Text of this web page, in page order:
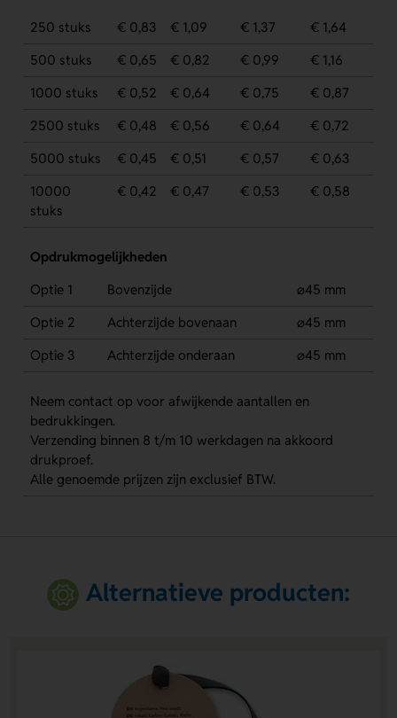
250 stuks
€ 0,83 € 1,09 € 1,37
€ 1,64
500 stuks
€ 0,65 € 0,82 € 0,99
€ 1,16
1000 stuks
€ 0,52 € 0,64 € 0,75
€ 0,87
2500 stuks
€ 0,48 € 0,56 € 0,64
€ 0,72
5000 stuks
€ 0,45 € 0,51 € 0,57
€ 0,63
10000
stuks
€ 0,42 € 0,47 € 0,53 € 0,58
Opdrukmogelijkheden
Optie 1
Bovenzijde
⌀45 mm
Optie 2
Achterzijde bovenaan
⌀45 mm
Optie 3
Achterzijde onderaan ⌀45 mm
Neem contact op voor afwijkende aantallen en
bedrukkingen.
Verzending binnen 8 t/m 10 werkdagen na akkoord
drukproef.
Alle genoemde prijzen zijn exclusief BTW.
Alternatieve producten: